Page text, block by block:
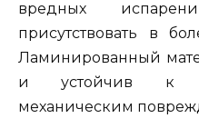
вредных
присутствовать в
Ламинированный
и устойчив к
механическим